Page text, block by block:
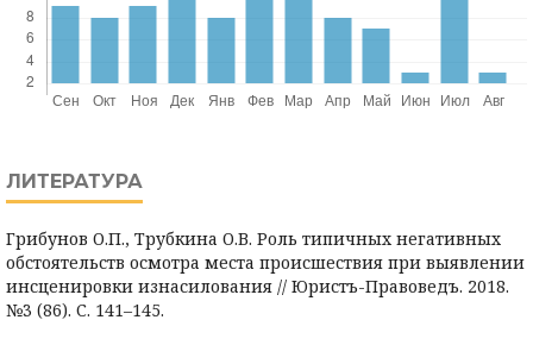
ЛИТЕРАТУРА
Грибунов О.П., Трубкина О.В. Роль типичных негативных
обстоятельств осмотра места происшествия при выявлении
инсценировки изнасилования // Юристъ-Правоведъ. 2018.
№3 (86). С. 141–145.